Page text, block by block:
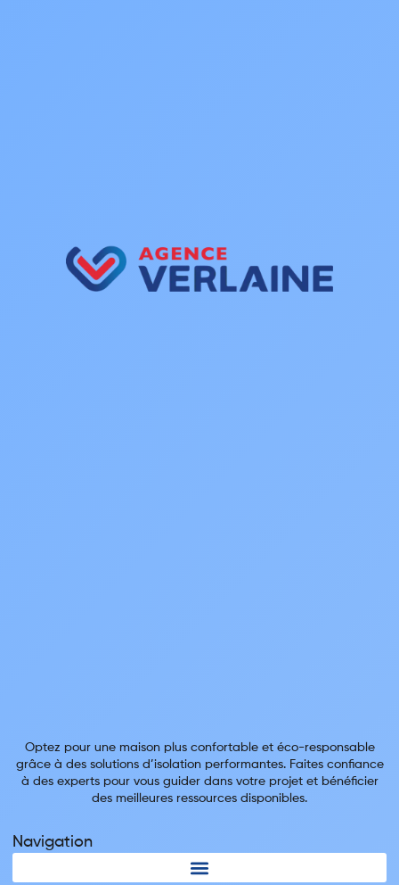
Optez pour une maison plus confortable et éco-responsable
grâce à des solutions d’isolation performantes. Faites confiance
à des experts pour vous guider dans votre projet et bénéficier
des meilleures ressources disponibles.
Navigation